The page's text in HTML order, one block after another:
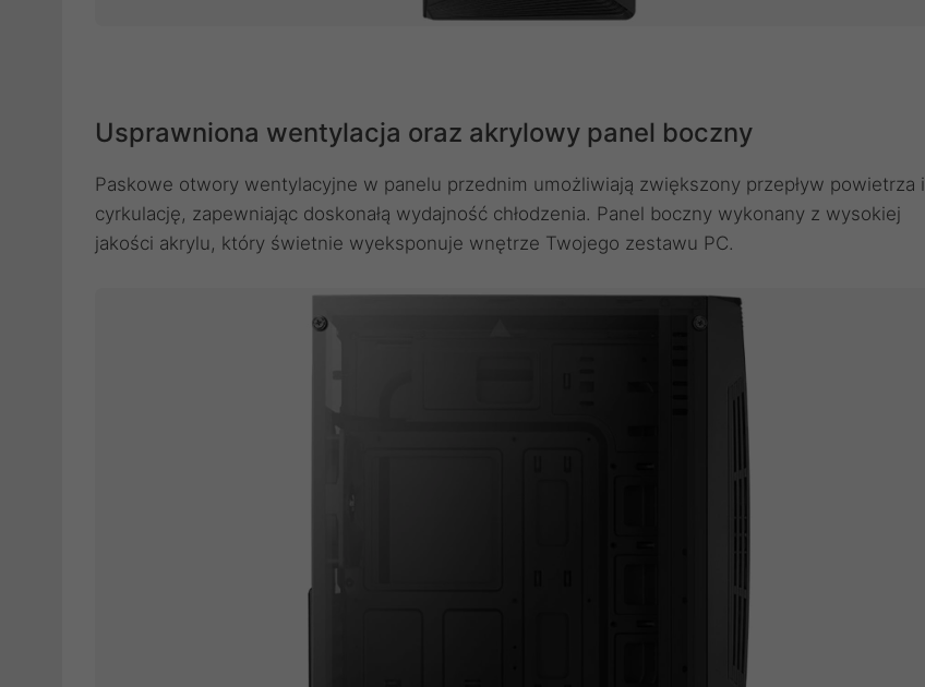
Usprawniona wentylacja oraz akrylowy panel boczny
Paskowe otwory wentylacyjne w panelu przednim umożliwiają zwiększony przepływ powietrza i
cyrkulację, zapewniając doskonałą wydajność chłodzenia. Panel boczny wykonany z wysokiej
jakości akrylu, który świetnie wyeksponuje wnętrze Twojego zestawu PC.